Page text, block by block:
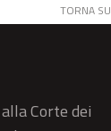
TORNA SU
Corte dei